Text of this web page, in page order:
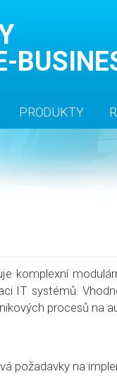
PRODUKTY
komplexní
IT systémů.
procesů na
požadavky na